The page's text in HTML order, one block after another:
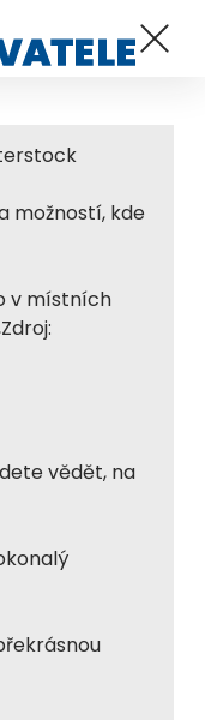
možností, kde
v místních
vědět, na